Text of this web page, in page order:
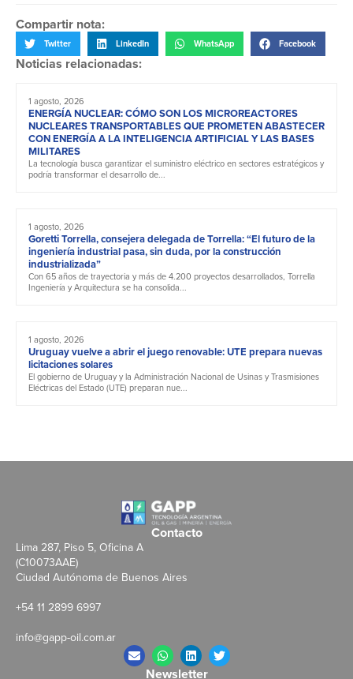
Compartir nota:
Twitter LinkedIn WhatsApp Facebook
Noticias relacionadas:
1 agosto, 2026
ENERGÍA NUCLEAR: CÓMO SON LOS MICROREACTORES
NUCLEARES TRANSPORTABLES QUE PROMETEN ABASTECER
CON ENERGÍA A LA INTELIGENCIA ARTIFICIAL Y LAS BASES
MILITARES
La tecnología busca garantizar el suministro eléctrico en sectores estratégicos y
podría transformar el desarrollo de...
1 agosto, 2026
Goretti Torrella, consejera delegada de Torrella: “El futuro de la
ingeniería industrial pasa, sin duda, por la construcción
industrializada”
Con 65 años de trayectoria y más de 4.200 proyectos desarrollados, Torrella
Ingeniería y Arquitectura se ha consolida...
1 agosto, 2026
Uruguay vuelve a abrir el juego renovable: UTE prepara nuevas
licitaciones solares
El gobierno de Uruguay y la Administración Nacional de Usinas y Trasmisiones
Eléctricas del Estado (UTE) preparan nue...
Contacto
Lima 287, Piso 5, Oficina A
(C10073AAE)
Ciudad Autónoma de Buenos Aires
+54 11 2899 6997
info@gapp-oil.com.ar
Newsletter